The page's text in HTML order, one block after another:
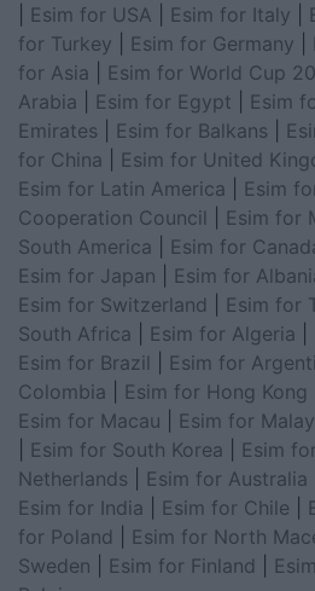
Esim for USA Esim for Italy
for Turkey
Esim for Germany
for Asia
Esim for World Cup
Arabia
Esim for Egypt
Esim
Emirates
Esim for Balkans
for China
Esim for United
Esim for Latin America
Esim
Cooperation Council
Esim for
South America
Esim for
Esim for Japan
Esim for
Esim for Switzerland
Esim for
South Africa
Esim for Algeria
Esim for Brazil
Esim for
Colombia
Esim for Hong Kong
Esim for Macau
Esim for
Esim for South Korea Esim
Netherlands
Esim for Australia
Esim for India
Esim for Chile
for Poland
Esim for North
Sweden
Esim for Finland